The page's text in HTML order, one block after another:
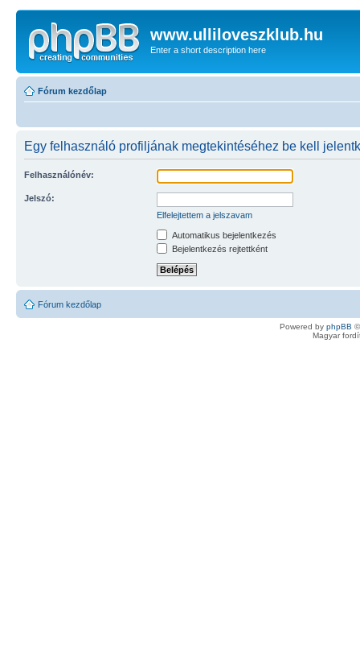
www.ulliloveszklub.hu
Enter a short description here
Fórum kezdőlap
Egy felhasználó profiljának megtekintéséhez be kell
Felhasználónév:
Jelszó:
Elfelejtettem a jelszavam
Automatikus bejelentkezés
Bejelentkezés rejtettként
Fórum kezdőlap
Powered by phpBB
Magyar